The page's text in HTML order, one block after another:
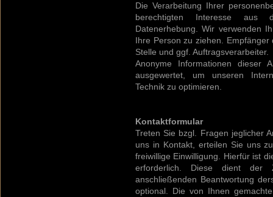
Die Verarbeitung Ihrer
berechtigten Interesse aus
Datenerhebung. Wir verwenden
Ihre Person zu ziehen.
Stelle und ggf. Auftragsverarbeiter.
Anonyme Informationen dieser
ausgewertet, um unseren
Technik zu optimieren.
Kontaktformular
Treten Sie bzgl. Fragen jeglicher
uns in Kontakt, erteilen Sie uns
freiwillige Einwilligung. Hierfür ist
erforderlich. Diese dient der
anschließenden Beantwortung
optional. Die von Ihnen